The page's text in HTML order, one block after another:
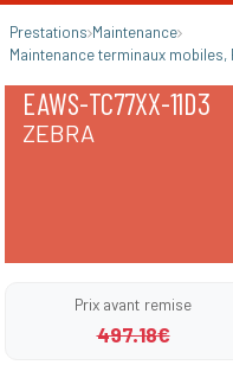
Prestations Maintenance
Maintenance terminaux
EAWS-TC77XX-11D3
ZEBRA
Prix avant remise
497.18€